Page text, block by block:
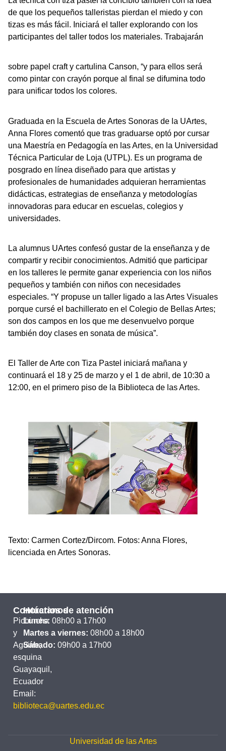
de que los pequeños talleristas pierdan el miedo y con
tizas es más fácil. Iniciará el taller explorando con los
participantes del taller todos los materiales. Trabajarán
sobre papel craft y cartulina Canson, “y para ellos será
como pintar con crayón porque al final se difumina todo
para unificar todos los colores.
Graduada en la Escuela de Artes Sonoras de la UArtes,
Anna Flores comentó que tras graduarse optó por cursar
una Maestría en Pedagogía en las Artes, en la Universidad
Técnica Particular de Loja (UTPL). Es un programa de
posgrado en línea diseñado para que artistas y
profesionales de humanidades adquieran herramientas
didácticas, estrategias de enseñanza y metodologías
innovadoras para educar en escuelas, colegios y
universidades.
La alumnus UArtes confesó gustar de la enseñanza y de
compartir y recibir conocimientos. Admitió que participar
en los talleres le permite ganar experiencia con los niños
pequeños y también con niños con necesidades
especiales. “Y propuse un taller ligado a las Artes Visuales
porque cursé el bachillerato en el Colegio de Bellas Artes;
son dos campos en los que me desenvuelvo porque
también doy clases en sonata de música”.
El Taller de Arte con Tiza Pastel iniciará mañana y
continuará el 18 y 25 de marzo y el 1 de abril, de 10:30 a
12:00, en el primero piso de la Biblioteca de las Artes.
Texto: Carmen Cortez/Dircom. Fotos: Anna Flores,
licenciada en Artes Sonoras.
Contáctanos
Pichincha
y
Aguirre,
esquina
Guayaquil,
Ecuador
Email:
biblioteca@uartes.edu.ec
Horarios de atención
Lunes: 08h00 a 17h00
Martes a viernes: 08h00 a 18h00
Sábado: 09h00 a 17h00
Universidad de las Artes